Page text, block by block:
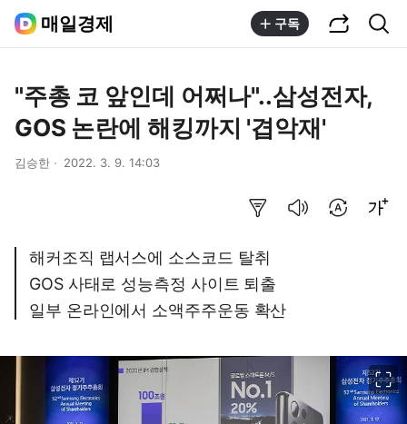
매일경제 구독
"주총 코 앞인데 어쩌나"..삼성전자,
GOS 논란에 해킹까지 '겹악재'
김승한 2022. 3. 9. 14:03
해커조직 랩서스에 소스코드 탈취
GOS 사태로 성능측정 사이트 퇴출
일부 온라인에서 소액주주운동 확산